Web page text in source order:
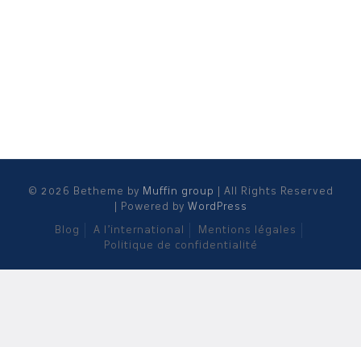
© 2026 Betheme by Muffin group
| All Rights Reserved
| Powered by WordPress
Blog A l’international
Mentions légales
Politique de confidentialité